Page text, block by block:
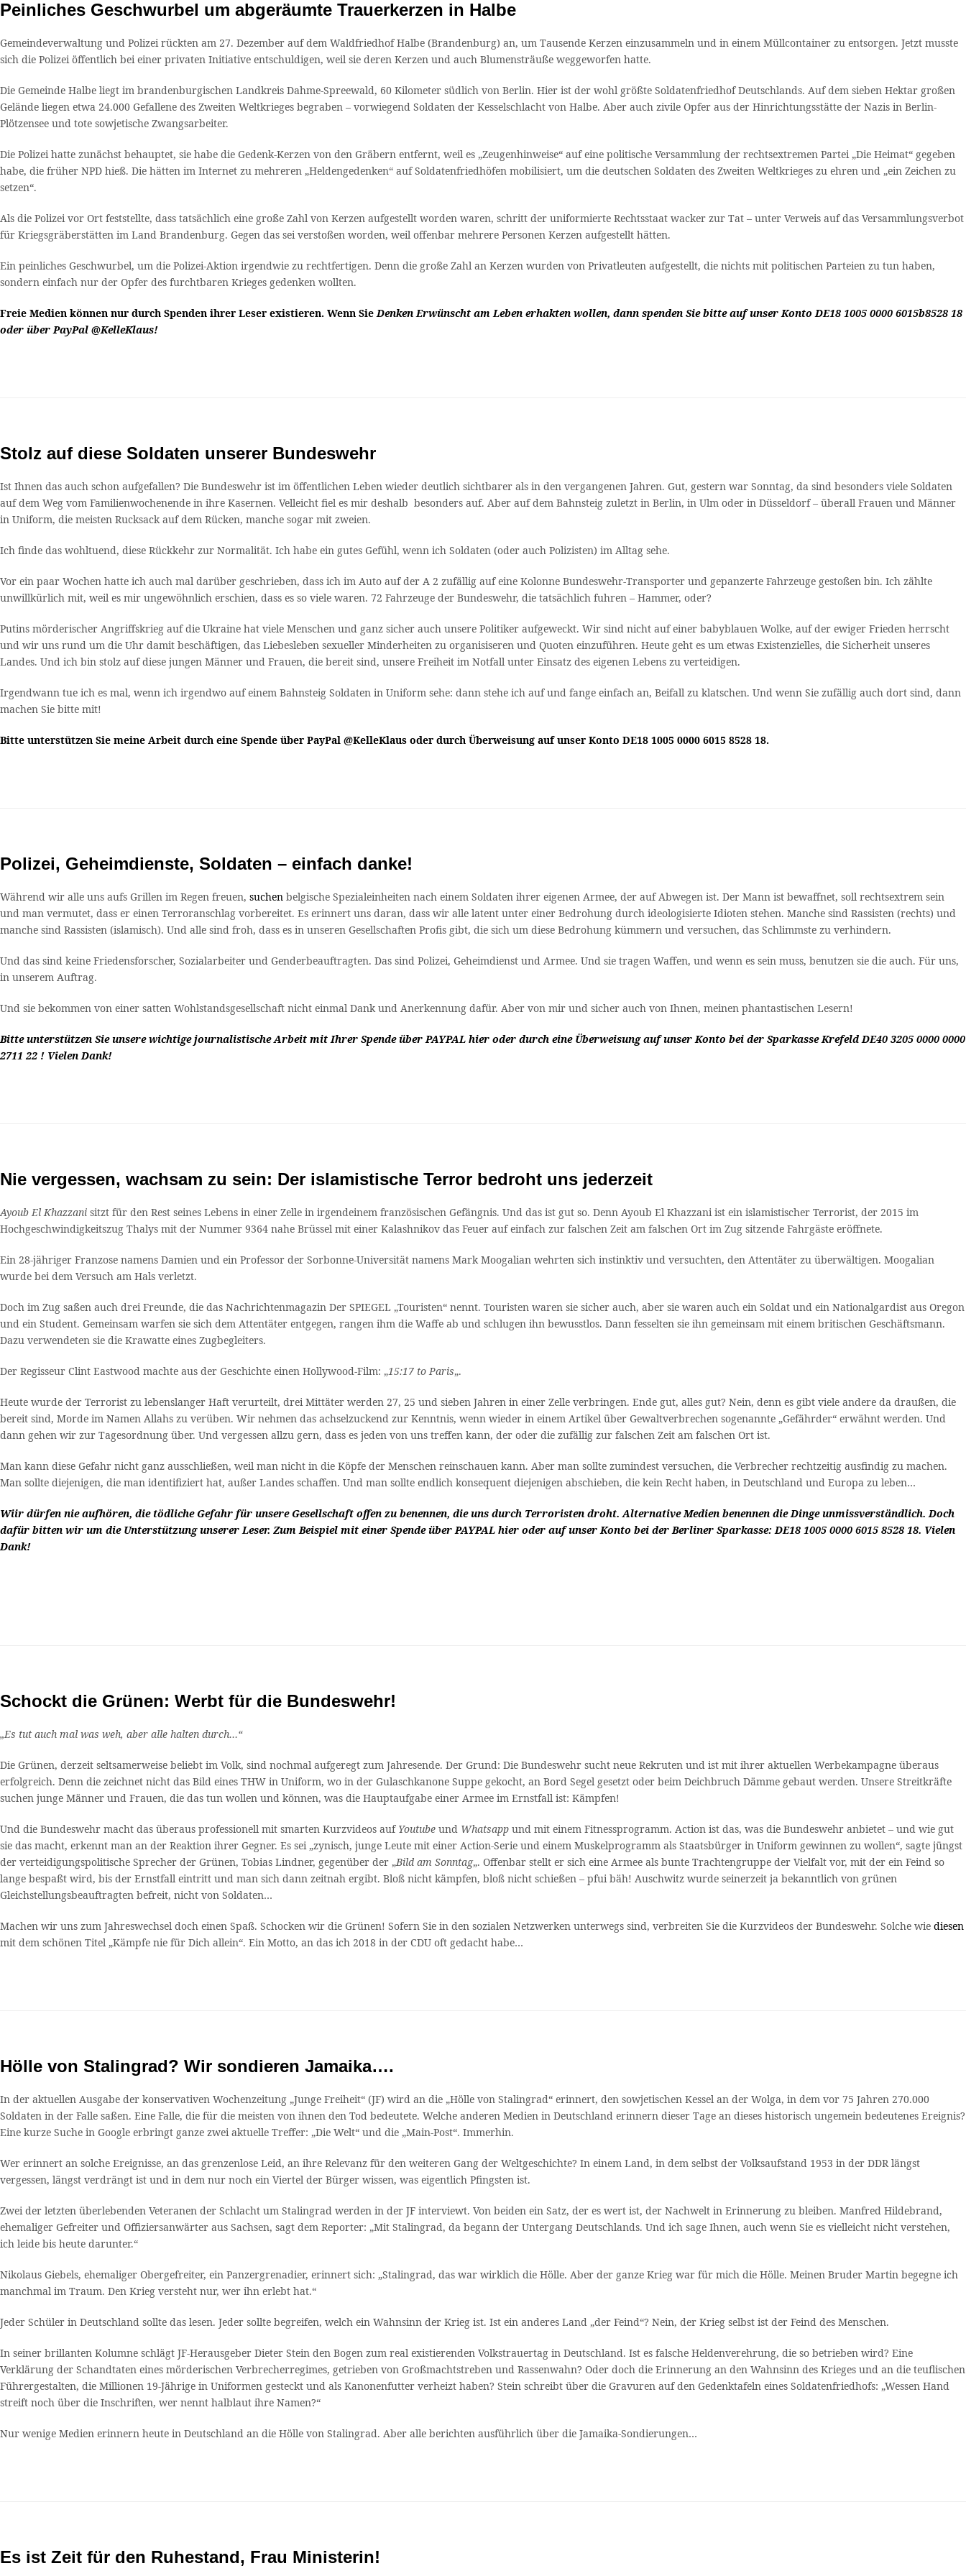
Peinliches Geschwurbel um abgeräumte Trauerkerzen in Halbe
Gemeindeverwaltung und Polizei rückten am 27. Dezember auf dem Waldfriedhof Halbe (Brandenburg) an, um Tausende Kerzen einzusammeln und in einem Müllcontainer zu entsorgen. Jetzt musste
sich die Polizei öffentlich bei einer privaten Initiative entschuldigen, weil sie deren Kerzen und auch Blumensträuße weggeworfen hatte.
Die Gemeinde Halbe liegt im brandenburgischen Landkreis Dahme-Spreewald, 60 Kilometer südlich von Berlin. Hier ist der wohl größte Soldatenfriedhof Deutschlands. Auf dem sieben Hektar großen
Gelände liegen etwa 24.000 Gefallene des Zweiten Weltkrieges begraben – vorwiegend Soldaten der Kesselschlacht von Halbe. Aber auch zivile Opfer aus der Hinrichtungsstätte der Nazis in Berlin-
Plötzensee und tote sowjetische Zwangsarbeiter.
Die Polizei hatte zunächst behauptet, sie habe die Gedenk-Kerzen von den Gräbern entfernt, weil es „Zeugenhinweise“ auf eine politische Versammlung der rechtsextremen Partei „Die Heimat“ gegeben
habe, die früher NPD hieß. Die hätten im Internet zu mehreren „Heldengedenken“ auf Soldatenfriedhöfen mobilisiert, um die deutschen Soldaten des Zweiten Weltkrieges zu ehren und „ein Zeichen zu
setzen“.
Als die Polizei vor Ort feststellte, dass tatsächlich eine große Zahl von Kerzen aufgestellt worden waren, schritt der uniformierte Rechtsstaat wacker zur Tat – unter Verweis auf das Versammlungsverbot
für Kriegsgräberstätten im Land Brandenburg. Gegen das sei verstoßen worden, weil offenbar mehrere Personen Kerzen aufgestellt hätten.
Ein peinliches Geschwurbel, um die Polizei-Aktion irgendwie zu rechtfertigen. Denn die große Zahl an Kerzen wurden von Privatleuten aufgestellt, die nichts mit politischen Parteien zu tun haben,
sondern einfach nur der Opfer des furchtbaren Krieges gedenken wollten.
Freie Medien können nur durch Spenden ihrer Leser existieren. Wenn SieDenken Erwünscht am Leben erhakten wollen, dann spenden Sie bitte auf unser Konto DE18 1005 0000 6015b8528 18
oder über PayPal @KelleKlaus!
Stolz auf diese Soldaten unserer Bundeswehr
Ist Ihnen das auch schon aufgefallen? Die Bundeswehr ist im öffentlichen Leben wieder deutlich sichtbarer als in den vergangenen Jahren. Gut, gestern war Sonntag, da sind besonders viele Soldaten
auf dem Weg vom Familienwochenende in ihre Kasernen. Velleicht fiel es mir deshalb besonders auf. Aber auf dem Bahnsteig zuletzt in Berlin, in Ulm oder in Düsseldorf – überall Frauen und Männer
in Uniform, die meisten Rucksack auf dem Rücken, manche sogar mit zweien.
Ich finde das wohltuend, diese Rückkehr zur Normalität. Ich habe ein gutes Gefühl, wenn ich Soldaten (oder auch Polizisten) im Alltag sehe.
Vor ein paar Wochen hatte ich auch mal darüber geschrieben, dass ich im Auto auf der A 2 zufällig auf eine Kolonne Bundeswehr-Transporter und gepanzerte Fahrzeuge gestoßen bin. Ich zählte
unwillkürlich mit, weil es mir ungewöhnlich erschien, dass es so viele waren. 72 Fahrzeuge der Bundeswehr, die tatsächlich fuhren – Hammer, oder?
Putins mörderischer Angriffskrieg auf die Ukraine hat viele Menschen und ganz sicher auch unsere Politiker aufgeweckt. Wir sind nicht auf einer babyblauen Wolke, auf der ewiger Frieden herrscht
und wir uns rund um die Uhr damit beschäftigen, das Liebesleben sexueller Minderheiten zu organisiseren und Quoten einzuführen. Heute geht es um etwas Existenzielles, die Sicherheit unseres
Landes. Und ich bin stolz auf diese jungen Männer und Frauen, die bereit sind, unsere Freiheit im Notfall unter Einsatz des eigenen Lebens zu verteidigen.
Irgendwann tue ich es mal, wenn ich irgendwo auf einem Bahnsteig Soldaten in Uniform sehe: dann stehe ich auf und fange einfach an, Beifall zu klatschen. Und wenn Sie zufällig auch dort sind, dann
machen Sie bitte mit!
Bitte unterstützen Sie meine Arbeit durch eine Spende über PayPal @KelleKlaus oder durch Überweisung auf unser Konto DE18 1005 0000 6015 8528 18.
Polizei, Geheimdienste, Soldaten – einfach danke!
Während wir alle uns aufs Grillen im Regen freuen, suchen belgische Spezialeinheiten nach einem Soldaten ihrer eigenen Armee, der auf Abwegen ist. Der Mann ist bewaffnet, soll rechtsextrem sein
und man vermutet, dass er einen Terroranschlag vorbereitet. Es erinnert uns daran, dass wir alle latent unter einer Bedrohung durch ideologisierte Idioten stehen. Manche sind Rassisten (rechts) und
manche sind Rassisten (islamisch). Und alle sind froh, dass es in unseren Gesellschaften Profis gibt, die sich um diese Bedrohung kümmern und versuchen, das Schlimmste zu verhindern.
Und das sind keine Friedensforscher, Sozialarbeiter und Genderbeauftragten. Das sind Polizei, Geheimdienst und Armee. Und sie tragen Waffen, und wenn es sein muss, benutzen sie die auch. Für uns,
in unserem Auftrag.
Und sie bekommen von einer satten Wohlstandsgesellschaft nicht einmal Dank und Anerkennung dafür. Aber von mir und sicher auch von Ihnen, meinen phantastischen Lesern!
Bitte unterstützen Sie unsere wichtige journalistische Arbeit mit Ihrer SpendeüberPAYPAL hier oder durch eine Überweisung auf unser Konto bei der Sparkasse Krefeld DE40 3205 0000 0000
2711 22 ! Vielen Dank!
Nie vergessen, wachsam zu sein: Der islamistische Terror bedroht uns jederzeit
Ayoub El Khazzani sitzt für den Rest seines Lebens in einer Zelle in irgendeinem französischen Gefängnis. Und das ist gut so. Denn Ayoub El Khazzani ist ein islamistischer Terrorist, der 2015 im
Hochgeschwindigkeitszug Thalys mit der Nummer 9364 nahe Brüssel mit einer Kalashnikov das Feuer auf einfach zur falschen Zeit am falschen Ort im Zug sitzende Fahrgäste eröffnete.
Ein 28-jähriger Franzose namens Damien und ein Professor der Sorbonne-Universität namens Mark Moogalian wehrten sich instinktiv und versuchten, den Attentäter zu überwältigen. Moogalian
wurde bei dem Versuch am Hals verletzt.
Doch im Zug saßen auch drei Freunde, die das Nachrichtenmagazin Der SPIEGEL „Touristen“ nennt. Touristen waren sie sicher auch, aber sie waren auch ein Soldat und ein Nationalgardist aus Oregon
und ein Student. Gemeinsam warfen sie sich dem Attentäter entgegen, rangen ihm die Waffe ab und schlugen ihn bewusstlos. Dann fesselten sie ihn gemeinsam mit einem britischen Geschäftsmann.
Dazu verwendeten sie die Krawatte eines Zugbegleiters.
Der Regisseur Clint Eastwood machte aus der Geschichte einen Hollywood-Film: „15:17 to Paris„.
Heute wurde der Terrorist zu lebenslanger Haft verurteilt, drei Mittäter werden 27, 25 und sieben Jahren in einer Zelle verbringen. Ende gut, alles gut? Nein, denn es gibt viele andere da draußen, die
bereit sind, Morde im Namen Allahs zu verüben. Wir nehmen das achselzuckend zur Kenntnis, wenn wieder in einem Artikel über Gewaltverbrechen sogenannte „Gefährder“ erwähnt werden. Und
dann gehen wir zur Tagesordnung über. Und vergessen allzu gern, dass es jeden von uns treffen kann, der oder die zufällig zur falschen Zeit am falschen Ort ist.
Man kann diese Gefahr nicht ganz ausschließen, weil man nicht in die Köpfe der Menschen reinschauen kann. Aber man sollte zumindest versuchen, die Verbrecher rechtzeitig ausfindig zu machen.
Man sollte diejenigen, die man identifiziert hat, außer Landes schaffen. Und man sollte endlich konsequent diejenigen abschieben, die kein Recht haben, in Deutschland und Europa zu leben…
Wiir dürfen nie aufhören, die tödliche Gefahr für unsere Gesellschaft offen zu benennen, die uns durch Terroristen droht. Alternative Medien benennen die Dinge unmissverständlich. Doch
dafür bitten wir um die Unterstützung unserer Leser. Zum Beispiel mit einer Spende über PAYPAL hier oder auf unser Konto bei der Berliner Sparkasse: DE18 1005 0000 6015 8528 18. Vielen
Dank!
Schockt die Grünen: Werbt für die Bundeswehr!
„Es tut auch mal was weh, aber alle halten durch…“
Die Grünen, derzeit seltsamerweise beliebt im Volk, sind nochmal aufgeregt zum Jahresende. Der Grund: Die Bundeswehr sucht neue Rekruten und ist mit ihrer aktuellen Werbekampagne überaus
erfolgreich. Denn die zeichnet nicht das Bild eines THW in Uniform, wo in der Gulaschkanone Suppe gekocht, an Bord Segel gesetzt oder beim Deichbruch Dämme gebaut werden. Unsere Streitkräfte
suchen junge Männer und Frauen, die das tun wollen und können, was die Hauptaufgabe einer Armee im Ernstfall ist: Kämpfen!
Und die Bundeswehr macht das überaus professionell mit smarten Kurzvideos auf Youtube und Whatsapp und mit einem Fitnessprogramm. Action ist das, was die Bundeswehr anbietet – und wie gut
sie das macht, erkennt man an der Reaktion ihrer Gegner. Es sei „zynisch, junge Leute mit einer Action-Serie und einem Muskelprogramm als Staatsbürger in Uniform gewinnen zu wollen“, sagte jüngst
der verteidigungspolitische Sprecher der Grünen, Tobias Lindner, gegenüber der „Bild am Sonntag„. Offenbar stellt er sich eine Armee als bunte Trachtengruppe der Vielfalt vor, mit der ein Feind so
lange bespaßt wird, bis der Ernstfall eintritt und man sich dann zeitnah ergibt. Bloß nicht kämpfen, bloß nicht schießen – pfui bäh! Auschwitz wurde seinerzeit ja bekanntlich von grünen
Gleichstellungsbeauftragten befreit, nicht von Soldaten…
Machen wir uns zum Jahreswechsel doch einen Spaß. Schocken wir die Grünen! Sofern Sie in den sozialen Netzwerken unterwegs sind, verbreiten Sie die Kurzvideos der Bundeswehr. Solche wie diesen
mit dem schönen Titel „Kämpfe nie für Dich allein“. Ein Motto, an das ich 2018 in der CDU oft gedacht habe…
Hölle von Stalingrad? Wir sondieren Jamaika….
In der aktuellen Ausgabe der konservativen Wochenzeitung „Junge Freiheit“ (JF) wird an die „Hölle von Stalingrad“ erinnert, den sowjetischen Kessel an der Wolga, in dem vor 75 Jahren 270.000
Soldaten in der Falle saßen. Eine Falle, die für die meisten von ihnen den Tod bedeutete. Welche anderen Medien in Deutschland erinnern dieser Tage an dieses historisch ungemein bedeutenes Ereignis?
Eine kurze Suche in Google erbringt ganze zwei aktuelle Treffer: „Die Welt“ und die „Main-Post“. Immerhin.
Wer erinnert an solche Ereignisse, an das grenzenlose Leid, an ihre Relevanz für den weiteren Gang der Weltgeschichte? In einem Land, in dem selbst der Volksaufstand 1953 in der DDR längst
vergessen, längst verdrängt ist und in dem nur noch ein Viertel der Bürger wissen, was eigentlich Pfingsten ist.
Zwei der letzten überlebenden Veteranen der Schlacht um Stalingrad werden in der JF interviewt. Von beiden ein Satz, der es wert ist, der Nachwelt in Erinnerung zu bleiben. Manfred Hildebrand,
ehemaliger Gefreiter und Offiziersanwärter aus Sachsen, sagt dem Reporter: „Mit Stalingrad, da begann der Untergang Deutschlands. Und ich sage Ihnen, auch wenn Sie es vielleicht nicht verstehen,
ich leide bis heute darunter.“
Nikolaus Giebels, ehemaliger Obergefreiter, ein Panzergrenadier, erinnert sich: „Stalingrad, das war wirklich die Hölle. Aber der ganze Krieg war für mich die Hölle. Meinen Bruder Martin begegne ich
manchmal im Traum. Den Krieg versteht nur, wer ihn erlebt hat.“
Jeder Schüler in Deutschland sollte das lesen. Jeder sollte begreifen, welch ein Wahnsinn der Krieg ist. Ist ein anderes Land „der Feind“? Nein, der Krieg selbst ist der Feind des Menschen.
In seiner brillanten Kolumne schlägt JF-Herausgeber Dieter Stein den Bogen zum real existierenden Volkstrauertag in Deutschland. Ist es falsche Heldenverehrung, die so betrieben wird? Eine
Verklärung der Schandtaten eines mörderischen Verbrecherregimes, getrieben von Großmachtstreben und Rassenwahn? Oder doch die Erinnerung an den Wahnsinn des Krieges und an die teuflischen
Führergestalten, die Millionen 19-Jährige in Uniformen gesteckt und als Kanonenfutter verheizt haben? Stein schreibt über die Gravuren auf den Gedenktafeln eines Soldatenfriedhofs: „Wessen Hand
streift noch über die Inschriften, wer nennt halblaut ihre Namen?“
Nur wenige Medien erinnern heute in Deutschland an die Hölle von Stalingrad. Aber alle berichten ausführlich über die Jamaika-Sondierungen…
Es ist Zeit für den Ruhestand, Frau Ministerin!